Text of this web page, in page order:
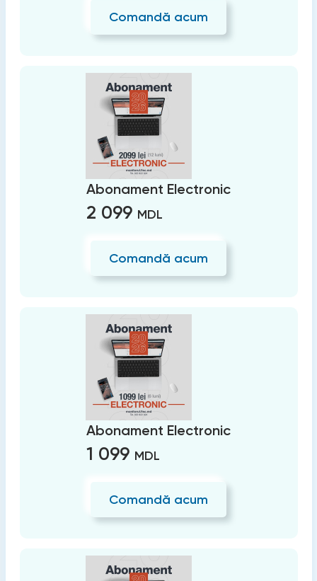
Comandă acum
Abonament Electronic
2 099 MDL
Comandă acum
Abonament Electronic
1 099 MDL
Comandă acum